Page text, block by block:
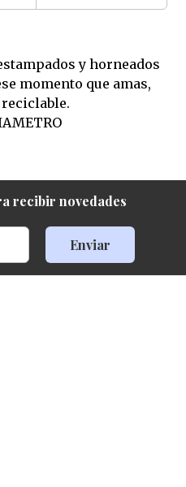
y horneados
momento que amas,
recibir novedades
Enviar